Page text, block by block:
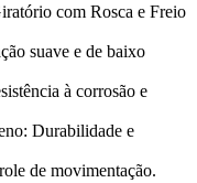
com Rosca e Freio
suave e de baixo
à corrosão e
Durabilidade e
de movimentação.